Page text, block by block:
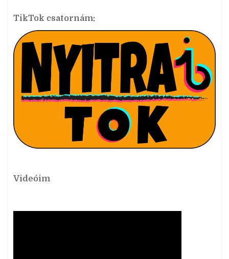
TikTok csatornám:
Videóim